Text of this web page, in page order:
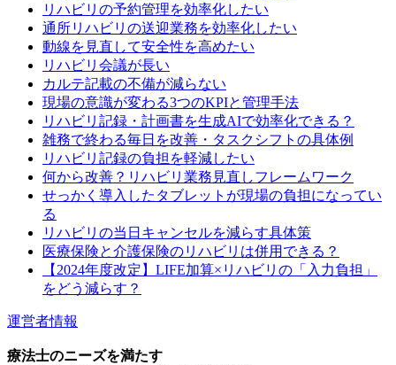
リハビリの予約管理を効率化したい
通所リハビリの送迎業務を効率化したい
動線を見直して安全性を高めたい
リハビリ会議が長い
カルテ記載の不備が減らない
現場の意識が変わる3つのKPIと管理手法
リハビリ記録・計画書を生成AIで効率化できる？
雑務で終わる毎日を改善・タスクシフトの具体例
リハビリ記録の負担を軽減したい
何から改善？リハビリ業務見直しフレームワーク
せっかく導入したタブレットが現場の負担になってい
る
リハビリの当日キャンセルを減らす具体策
医療保険と介護保険のリハビリは併用できる？
【2024年度改定】LIFE加算×リハビリの「入力負担」
をどう減らす？
運営者情報
療法士のニーズを満たす